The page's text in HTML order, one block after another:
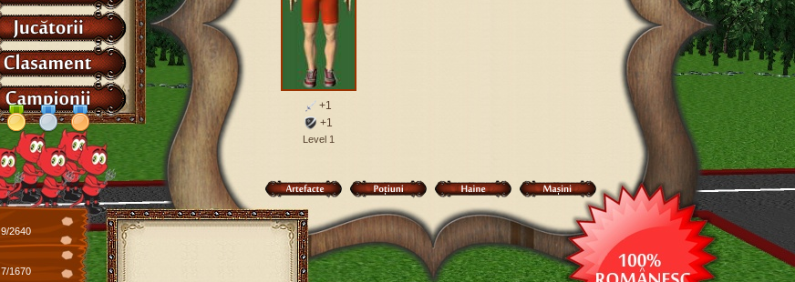
+1
+1
Level 1
9/2640
7/1670